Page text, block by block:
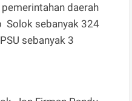
daerah
Solok sebanyak 324
sebanyak 3